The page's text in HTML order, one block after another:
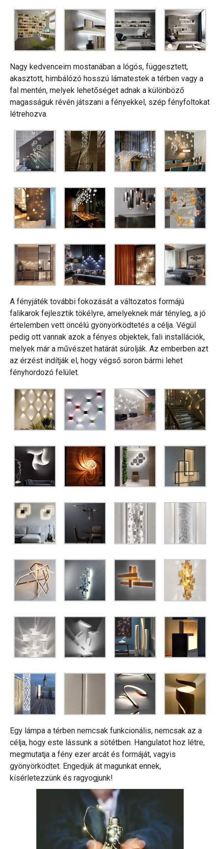
Szolgáltatás
Portfólió
Műterem
Blog/Hírek
Kapcsolat
Nagy kedvenceim mostanában a lógós, függesztett,
akasztott, himbálózó hosszú lámatestek a térben vagy a
fal mentén, melyek lehetőséget adnak a különböző
magasságuk révén játszani a fényekkel, szép fényfoltokat
létrehozva.
A fényjáték további fokozását a változatos formájú
falikarok fejlesztik tökélyre, amelyeknek már tényleg, a jó
értelemben vett öncélú gyönyörködtetés a célja. Végül
pedig ott vannak azok a fényes objektek, fali installációk,
melyek már a művészet határát súrolják. Az emberben azt
az érzést indítják el, hogy végső soron bármi lehet
fényhordozó felület.
Egy lámpa a térben nemcsak funkcionális, nemcsak az a
célja, hogy este lássunk a sötétben. Hangulatot hoz létre,
megmutatja a fény ezer arcát és formáját, vagyis
gyönyörködtet. Engedjük át magunkat ennek,
kísérletezzünk és ragyogjunk!